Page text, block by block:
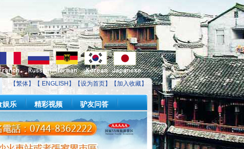
【繁体】【 ENGLISH 】【设为首页】【加入收藏】
娱乐 精彩视频 驴友问答